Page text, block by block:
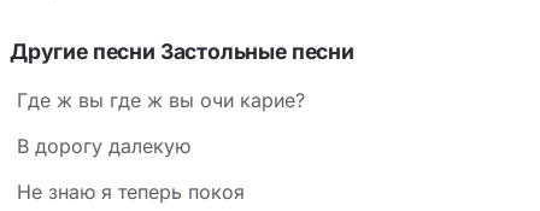
Другие песни Застольные песни
Где ж вы где ж вы очи карие?
В дорогу далекую
Не знаю я теперь покоя